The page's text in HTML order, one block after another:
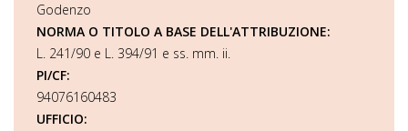
Godenzo
NORMA O TITOLO A BASE DELL'ATTRIBUZIONE:
L. 241/90 e L. 394/91 e ss. mm. ii.
PI/CF:
94076160483
UFFICIO: